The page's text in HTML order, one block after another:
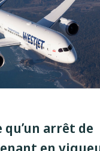
arrêt de
en